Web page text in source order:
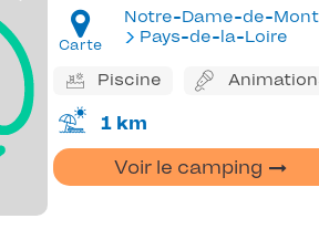
Carte
Notre-Dame-de-
Pays-de-la-Loire
Piscine
1 km
Voir le camping